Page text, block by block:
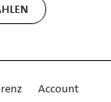
Account